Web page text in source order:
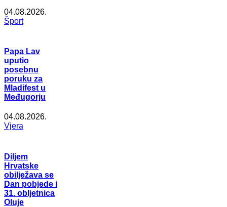
04.08.2026.
Šport
Papa Lav
uputio
posebnu
poruku za
Mladifest u
Međugorju
04.08.2026.
Vjera
Diljem
Hrvatske
obilježava se
Dan pobjede i
31. obljetnica
Oluje